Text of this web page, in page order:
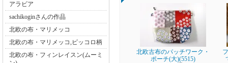
アラビア
sachikoginさんの作品
北欧の布・マリメッコ
北欧の布・マリメッコ,ピッコロ柄
北欧の布・フィンレイスン(ムーミ
北欧古布のパッチワーク・
ポーチ(大)(5515)